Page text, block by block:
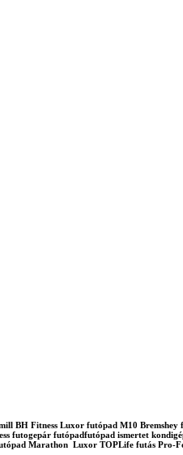
BH Fitness Luxor futópad M10
futópadfutópad ismertet
Marathon Luxor TOPLife futás Pro-